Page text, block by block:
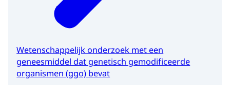
Wetenschappelijk onderzoek met een
geneesmiddel dat genetisch gemodificeerde
organismen (ggo) bevat